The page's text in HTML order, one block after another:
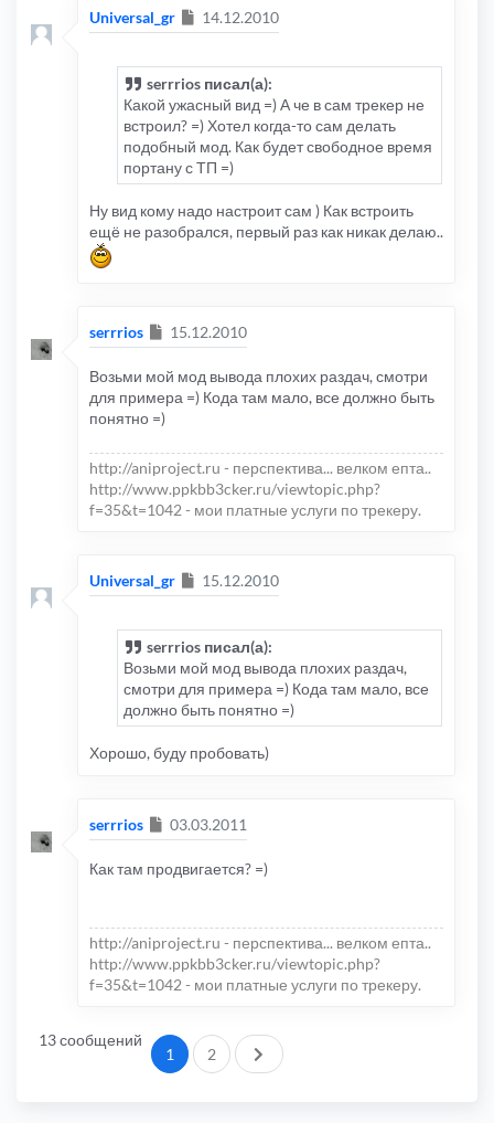
Universal_gr Сообщение
14.12.2010
serrrios писал(а):
Какой ужасный вид =) А че в сам трекер не
встроил? =) Хотел когда-то сам делать
подобный мод. Как будет свободное время
портану с ТП =)
Ну вид кому надо настроит сам ) Как встроить
ещё не разобрался, первый раз как никак делаю..
serrrios Сообщение
15.12.2010
Возьми мой мод вывода плохих раздач, смотри
для примера =) Кода там мало, все должно быть
понятно =)
http://aniproject.ru - перспектива... велком епта..
http://www.ppkbb3cker.ru/viewtopic.php?
f=35&t=1042 - мои платные услуги по трекеру.
Universal_gr Сообщение
15.12.2010
serrrios писал(а):
Возьми мой мод вывода плохих раздач,
смотри для примера =) Кода там мало, все
должно быть понятно =)
Хорошо, буду пробовать)
serrrios Сообщение
03.03.2011
Как там продвигается? =)
http://aniproject.ru - перспектива... велком епта..
http://www.ppkbb3cker.ru/viewtopic.php?
f=35&t=1042 - мои платные услуги по трекеру.
13 сообщений
1 2 След.